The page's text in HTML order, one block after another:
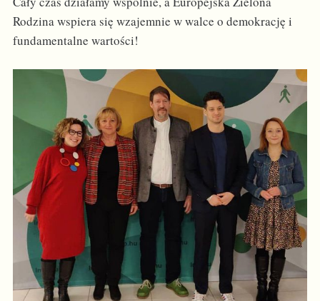
Rodzina wspiera się wzajemnie w walce o demokrację i
fundamentalne wartości!